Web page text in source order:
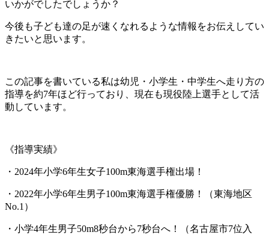
いかがでしたでしょうか？
今後も子ども達の足が速くなれるような情報をお伝えしてい
きたいと思います。
この記事を書いている私は幼児・小学生・中学生へ走り方の
指導を約7年ほど行っており、現在も現役陸上選手として活
動しています。
《指導実績》
・2024年小学6年生女子100m東海選手権出場！
・2022年小学6年生男子100m東海選手権優勝！（東海地区
No.1）
・小学4年生男子50m8秒台から7秒台へ！（名古屋市7位入